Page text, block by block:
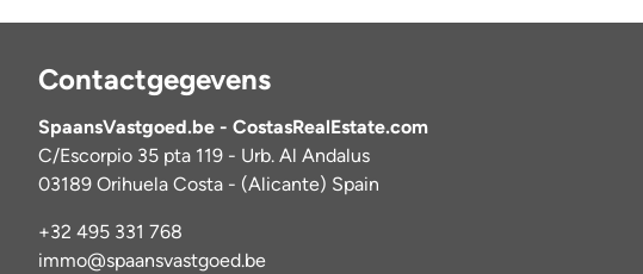
Contactgegevens
SpaansVastgoed.be - CostasRealEstate.com
C/Escorpio 35 pta 119 - Urb. Al Andalus
03189 Orihuela Costa - (Alicante) Spain
+32 495 331 768
immo@spaansvastgoed.be